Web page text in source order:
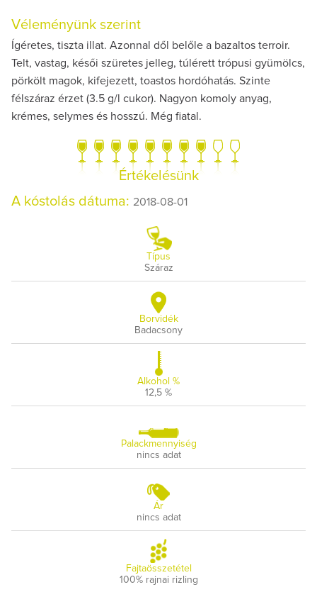
Véleményünk szerint
Ígéretes, tiszta illat. Azonnal dől belőle a bazaltos terroir.
Telt, vastag, késői szüretes jelleg, túlérett trópusi gyümölcs,
pörkölt magok, kifejezett, toastos hordóhatás. Szinte
félszáraz érzet (3.5 g/l cukor). Nagyon komoly anyag,
krémes, selymes és hosszú. Még fiatal.
Értékelésünk
A kóstolás dátuma: 2018-08-01
Típus
Száraz
Borvidék
Badacsony
Alkohol %
12,5 %
Palackmennyiség
nincs adat
Ár
nincs adat
Fajtaösszetétel
100% rajnai rizling